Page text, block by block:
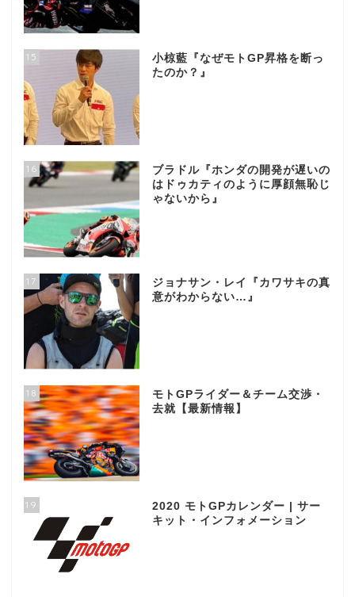
15
小椋藍『なぜモトGP昇格を断っ
たのか？』
16
ブラドル『ホンダの開発が遅いの
はドゥカティのように厚顔無恥じ
ゃないから』
17
ジョナサン・レイ『カワサキの真
意がわからない…』
18
モトGPライダー＆チーム交渉・
去就【最新情報】
19
2020 モトGPカレンダー | サー
キット・インフォメーション